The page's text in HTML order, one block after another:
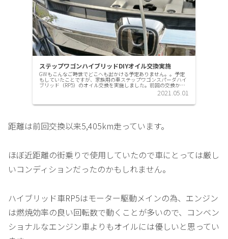
ステップワゴンハイブリッドDIYオイル交換実施
GWもこんなご時世でどこへも出かける予定ありません。。予定
もしていたことですが、家族用の車ステップワゴンスパーダハイ
ブリッド（RP5）のオイル交換を実施しました。前回の交換から6
ヶ月、2853km走っての交換です。少し早いですね。前回はフィ...
2021.05.01
距離は前回交換以来5,405km走っています。
ほぼ近距離の街乗りで使用していたので車にとっては厳し
いコンディションだったのかもしれません。
ハイブリッド車RP5はモーター駆動メインの為、エンジン
は燃焼効率の良い回転数で動くことが多いので、コンベン
ショナルなエンジン車よりもオイルには優しいと思ってい